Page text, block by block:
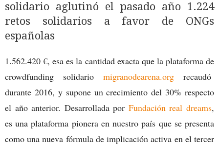
solidario aglutinó el pasado año 1.224
retos solidarios a favor de ONGs
españolas
1.562.420 €, esa es la cantidad exacta que la plataforma de
crowdfunding solidario migranodearena.org recaudó
durante 2016, y supone un crecimiento del 30% respecto
el año anterior. Desarrollada por Fundación real dreams,
es una plataforma pionera en nuestro país que se presenta
como una nueva fórmula de implicación activa en el tercer